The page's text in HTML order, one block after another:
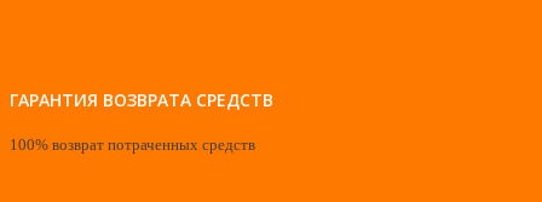
ГАРАНТИЯ ВОЗВРАТА СРЕДСТВ
100% возврат потраченных средств